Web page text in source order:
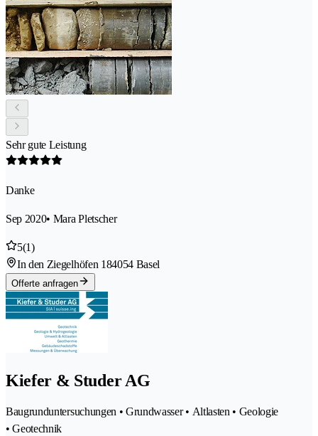
Sehr gute Leistung
Danke
Sep 2020• Mara Pletscher
5(1)
In den Ziegelhöfen 184054 Basel
Offerte anfragen
Kiefer & Studer AG
Baugrunduntersuchungen • Grundwasser • Altlasten • Geologie
• Geotechnik